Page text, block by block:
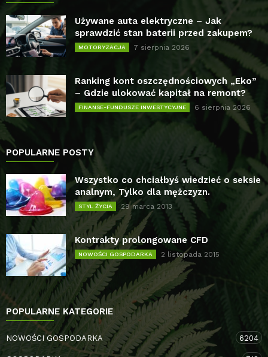
Używane auta elektryczne – Jak
sprawdzić stan baterii przed zakupem?
MOTORYZACJA 7 sierpnia 2026
Ranking kont oszczędnościowych „Eko”
– Gdzie ulokować kapitał na remont?
FINANSE-FUNDUSZE INWESTYCYJNE 6 sierpnia 2026
POPULARNE POSTY
Wszystko co chciałbyś wiedzieć o seksie
analnym, Tylko dla mężczyzn.
STYL ŻYCIA 29 marca 2013
Kontrakty prolongowane CFD
NOWOŚCI GOSPODARKA 2 listopada 2015
POPULARNE KATEGORIE
NOWOŚCI GOSPODARKA 6204